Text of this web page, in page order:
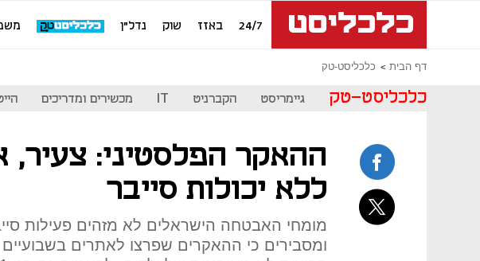
24/7 באזז שוק נדל"ן
דף הבית כלכליסט-טק
כלכליסט-טק גיימריסט הקברניט IT מכשירים ומדריכים
ההאקר הפלסטיני: צעיר,
ללא יכולות סייבר
מומחי האבטחה הישראלים לא מזהים פעילות
ומסבירים כי ההאקרים שפרצו לאתרים